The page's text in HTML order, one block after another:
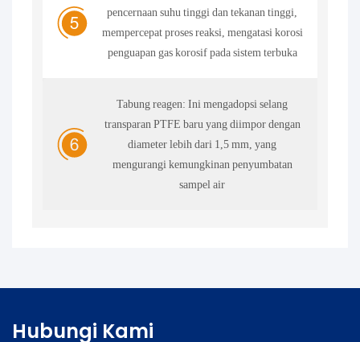
pencernaan suhu tinggi dan tekanan tinggi,
mempercepat proses reaksi, mengatasi korosi
penguapan gas korosif pada sistem terbuka
Tabung reagen: Ini mengadopsi selang
transparan PTFE baru yang diimpor dengan
diameter lebih dari 1,5 mm, yang
mengurangi kemungkinan penyumbatan
sampel air
Hubungi Kami